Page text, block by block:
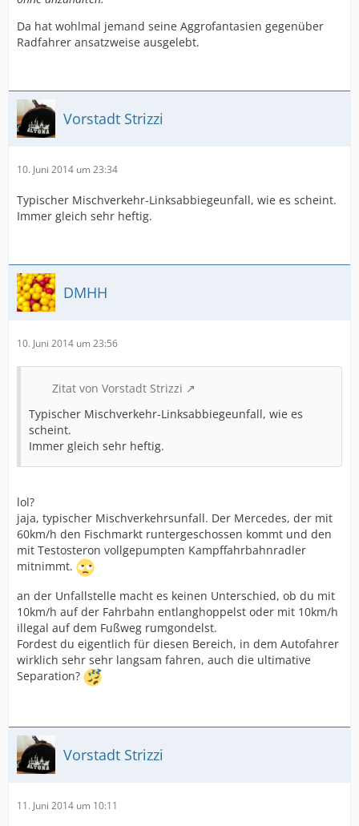
Da hat wohlmal jemand seine Aggrofantasien gegenüber
Radfahrer ansatzweise ausgelebt.
Vorstadt Strizzi
10. Juni 2014 um 23:34
Typischer Mischverkehr-Linksabbiegeunfall, wie es scheint.
Immer gleich sehr heftig.
DMHH
10. Juni 2014 um 23:56
Zitat von Vorstadt Strizzi
Typischer Mischverkehr-Linksabbiegeunfall, wie es
scheint.
Immer gleich sehr heftig.
lol?
jaja, typischer Mischverkehrsunfall. Der Mercedes, der mit
60km/h den Fischmarkt runtergeschossen kommt und den
mit Testosteron vollgepumpten Kampffahrbahnradler
mitnimmt.
an der Unfallstelle macht es keinen Unterschied, ob du mit
10km/h auf der Fahrbahn entlanghoppelst oder mit 10km/h
illegal auf dem Fußweg rumgondelst.
Fordest du eigentlich für diesen Bereich, in dem Autofahrer
wirklich sehr sehr langsam fahren, auch die ultimative
Separation?
Vorstadt Strizzi
11. Juni 2014 um 10:11